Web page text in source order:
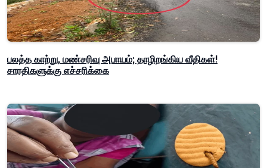
பலத்த காற்று, மண்சரிவு அபாயம்; தாழிறங்கிய வீதிகள்!
சாரதிகளுக்கு எச்சரிக்கை